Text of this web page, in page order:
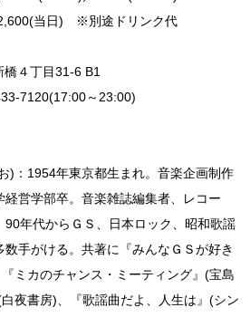
当日) ※別途ドリンク代
橋４丁目31-6 B1
7120(17:00～23:00)
)：1954年東京都生まれ。音楽企画制作
営学部卒。音楽雑誌編集者、レコー
90年代からＧＳ、日本ロック、昭和歌謡
手がける。共著に『みんなＧＳが好き
ミカのチャンス・ミーティング』(宝島
夜書房)、『歌謡曲だよ、人生は』(シン